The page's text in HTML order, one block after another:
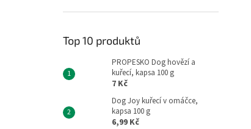
Top 10 produktů
PROPESKO Dog hovězí a
kuřecí, kapsa 100 g
7 Kč
Dog Joy kuřecí v omáčce,
kapsa 100 g
6,99 Kč